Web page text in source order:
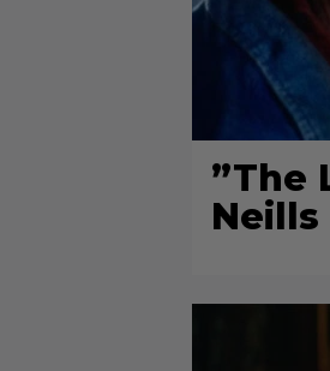
”The